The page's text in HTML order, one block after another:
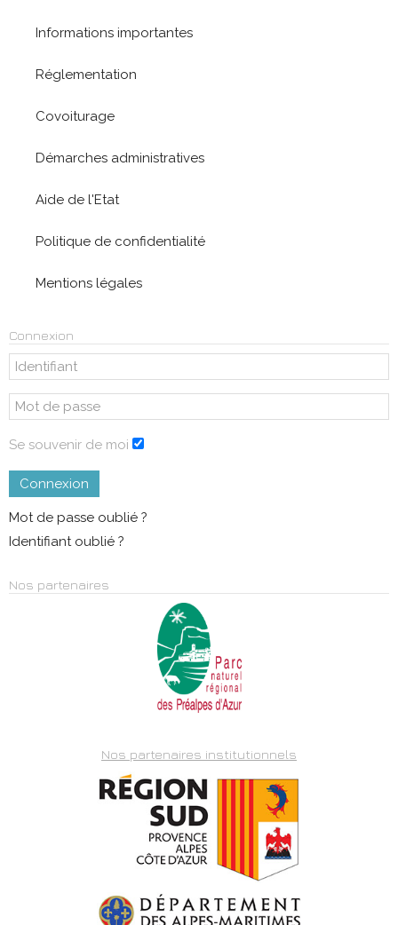
Informations importantes
Réglementation
Covoiturage
Démarches administratives
Aide de l'Etat
Politique de confidentialité
Mentions légales
Connexion
Se souvenir de moi
Connexion
Mot de passe oublié ?
Identifiant oublié ?
Nos partenaires
Nos partenaires institutionnels